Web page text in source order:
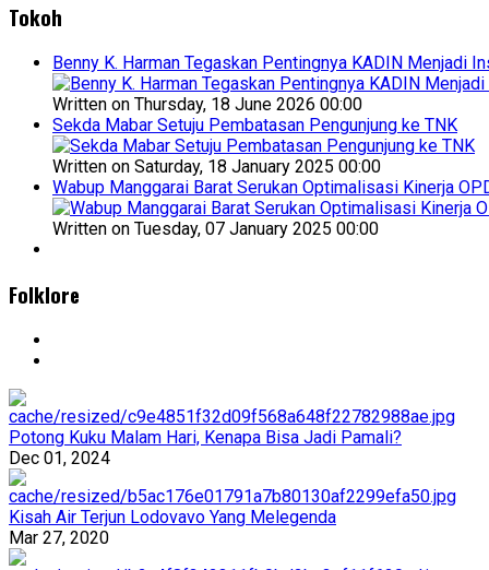
Tokoh
Benny K. Harman Tegaskan Pentingnya KADIN Menjadi
Written on Thursday, 18 June 2026 00:00
Sekda Mabar Setuju Pembatasan Pengunjung ke TNK
Written on Saturday, 18 January 2025 00:00
Wabup Manggarai Barat Serukan Optimalisasi Kinerja
Written on Tuesday, 07 January 2025 00:00
Folklore
Potong Kuku Malam Hari, Kenapa Bisa Jadi Pamali?
Dec 01, 2024
Kisah Air Terjun Lodovavo Yang Melegenda
Mar 27, 2020